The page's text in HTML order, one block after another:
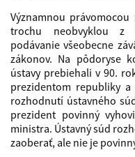
Významnou
trochu neobvyklou z
podávanie všeobecne
zákonov. Na pôdoryse
ústavy prebiehali v 90.
prezidentom republiky
rozhodnutí ústavného
prezident povinný
ministra. Ústavný súd
zaoberať, ale nie je